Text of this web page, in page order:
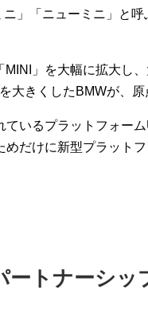
」「ニューミニ」と
」を大幅に拡大し
大きくしたBMWが、
ているプラットフォー
だけに新型プラット
ートナーシッ